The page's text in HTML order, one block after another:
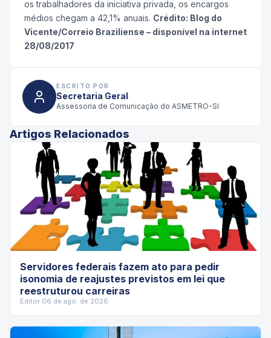
os trabalhadores da iniciativa privada, os encargos
médios chegam a 42,1% anuais. Crédito: Blog do
Vicente/Correio Braziliense – disponível na internet
28/08/2017
ESCRITO POR
Secretaria Geral
Assessoria de Comunicação do ASMETRO-SI
Artigos Relacionados
Servidores federais fazem ato para pedir
isonomia de reajustes previstos em lei que
reestruturou carreiras
Editor·06 de ago. de 2026